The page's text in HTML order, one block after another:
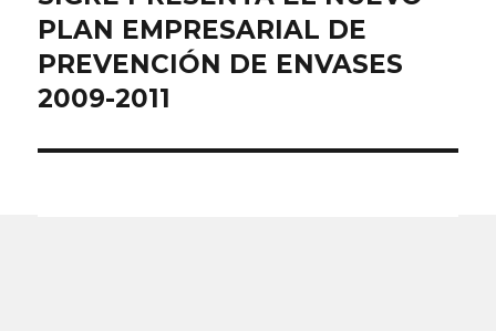
siguiente:
PLAN EMPRESARIAL DE
PREVENCIÓN DE ENVASES
2009-2011